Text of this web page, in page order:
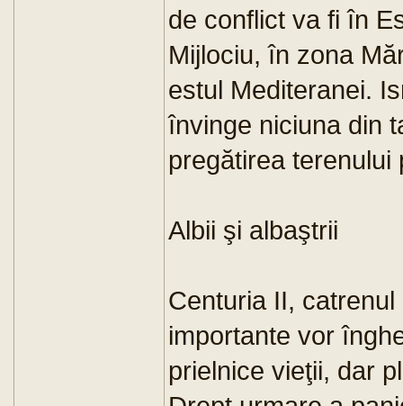
de conflict va fi în
Mijlociu, în zona
estul Mediteranei.
învinge niciuna din
pregătirea terenului
Albii şi albaştrii
Centuria II,
importante vor
prielnice vieţii, dar